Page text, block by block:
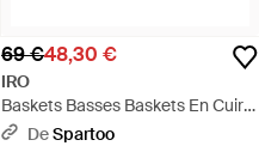
69 €48,30 €
IRO
Baskets Basses Baskets En Cuir
Écrues - Blanc
DeSpartoo